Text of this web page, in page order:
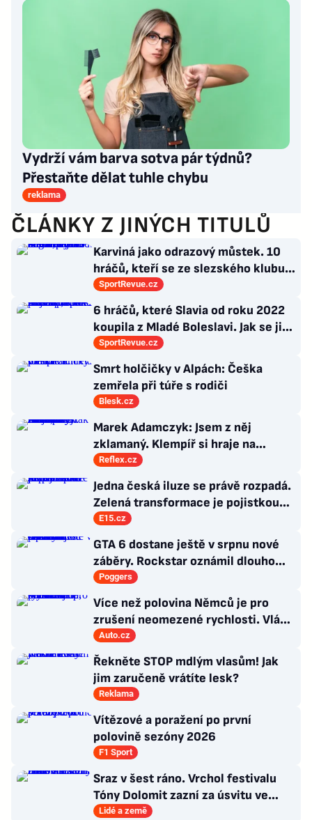
Vydrží vám barva sotva pár týdnů?
Přestaňte dělat tuhle chybu
reklama
ČLÁNKY Z JINÝCH TITULŮ
Karviná jako odrazový můstek. 10
hráčů, kteří se ze slezského klubu
probili k lukrativnímu angažmá
SportRevue.cz
6 hráčů, které Slavia od roku 2022
koupila z Mladé Boleslavi. Jak se jim
po přestupu do Edenu vedlo?
SportRevue.cz
Smrt holčičky v Alpách: Češka
zemřela při túře s rodiči
Blesk.cz
Marek Adamczyk: Jsem z něj
zklamaný. Klempíř si hraje na
ministra. Nestačí se tak tvářit, musí
zamakat
Reflex.cz
Jedna česká iluze se právě rozpadá.
Zelená transformace je pojistkou
proti chaosu
E15.cz
GTA 6 dostane ještě v srpnu nové
záběry. Rockstar oznámil dlouho
očekávanou prezentaci
Poggers
Více než polovina Němců je pro
zrušení neomezené rychlosti. Vláda
řekla, co si o tom myslí
Auto.cz
Řekněte STOP mdlým vlasům! Jak
jim zaručeně vrátíte lesk?
Reklama
Vítězové a poražení po první
polovině sezóny 2026
F1 Sport
Sraz v šest ráno. Vrchol festivalu
Tóny Dolomit zazní za úsvitu ve
3000 metrech
Lidé a země